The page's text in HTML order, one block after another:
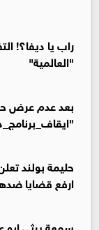
راب يا ديفا؟!
"العالمية"
بعد عدم عرض
حليمة بولند
ارفع قضايا
سمعة يرثي ابو